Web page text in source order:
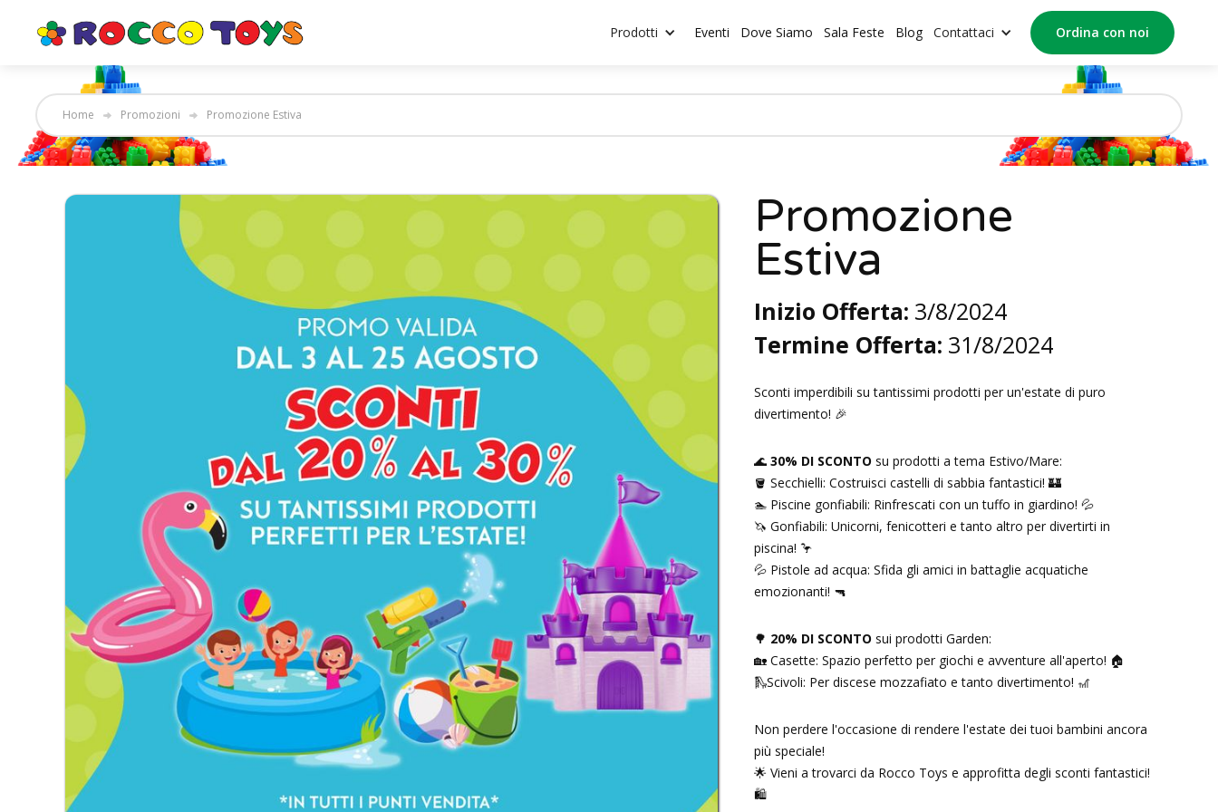
Prodotti Eventi Dove Siamo Sala Feste Blog Contattaci Ordina con noi
Home Promozioni Promozione Estiva
Promozione
Estiva
Inizio Offerta: 3/8/2024
Termine Offerta: 31/8/2024
Sconti imperdibili su tantissimi prodotti per un'estate di puro
divertimento! 🎉
🌊 30% DI SCONTO su prodotti a tema Estivo/Mare:
🪣 Secchielli: Costruisci castelli di sabbia fantastici! 🏰
🏊 Piscine gonfiabili: Rinfrescati con un tuffo in giardino! 💦
🦄 Gonfiabili: Unicorni, fenicotteri e tanto altro per divertirti in
piscina! 🦩
💦 Pistole ad acqua: Sfida gli amici in battaglie acquatiche
emozionanti! 🔫
🌳 20% DI SCONTO sui prodotti Garden:
🏡 Casette: Spazio perfetto per giochi e avventure all'aperto! 🏠
🛝Scivoli: Per discese mozzafiato e tanto divertimento! 🎢
Non perdere l'occasione di rendere l'estate dei tuoi bambini ancora
più speciale!
🌟 Vieni a trovarci da Rocco Toys e approfitta degli sconti fantastici!
🛍️